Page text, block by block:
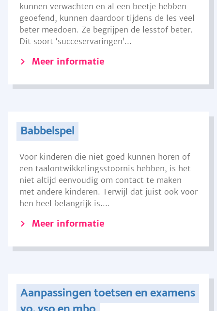
kunnen verwachten en al een beetje hebben
geoefend, kunnen daardoor tijdens de les veel
beter meedoen. Ze begrijpen de lesstof beter.
Dit soort ‘succeservaringen’...
Meer informatie
Babbelspel
Voor kinderen die niet goed kunnen horen of
een taalontwikkelingsstoornis hebben, is het
niet altijd eenvoudig om contact te maken
met andere kinderen. Terwijl dat juist ook voor
hen heel belangrijk is....
Meer informatie
Aanpassingen toetsen en examens